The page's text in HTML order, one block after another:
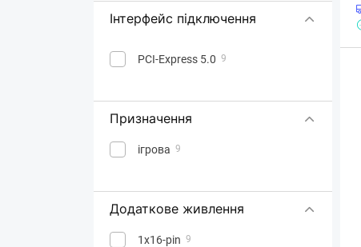
Інтерфейс підключення
PCI-Express 5.0 9
Призначення
ігрова 9
Додаткове живлення
1х16-pin 9